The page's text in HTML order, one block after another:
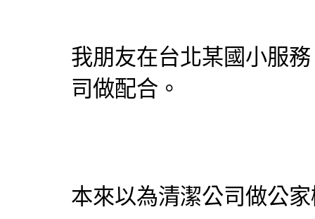
我朋友在台北某國小服
司做配合。
本來以為清潔公司做公